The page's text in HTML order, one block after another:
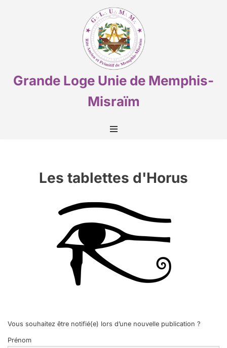
Grande Loge Unie de Memphis-
Misraïm
Les tablettes d'Horus
Vous souhaitez être notifié(e) lors d’une nouvelle publication ?
Prénom